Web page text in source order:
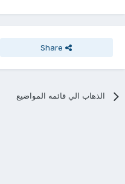
Share
الذهاب الي قائمه المواضيع